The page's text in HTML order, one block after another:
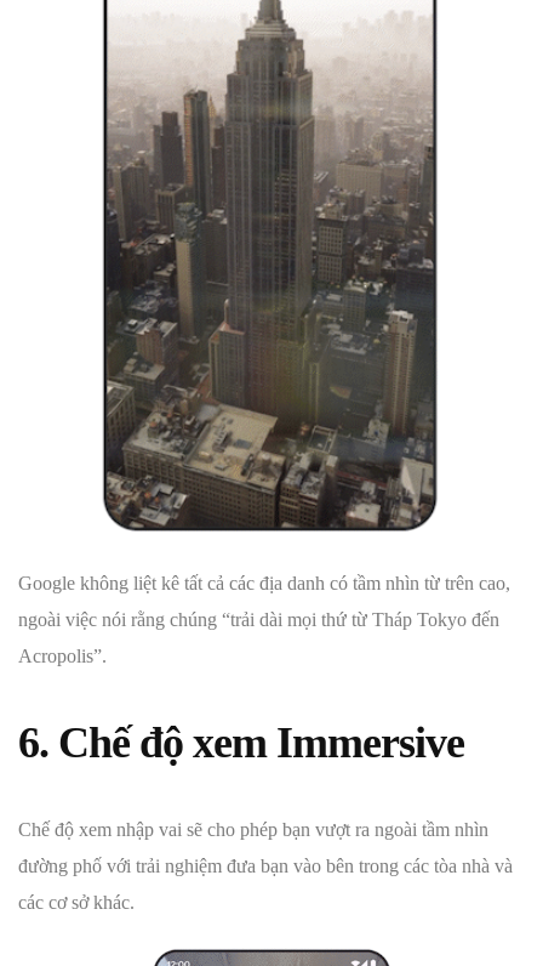
Google không liệt kê tất cả các địa danh có tầm nhìn từ trên cao,
ngoài việc nói rằng chúng “trải dài mọi thứ từ Tháp Tokyo đến
Acropolis”.
6. Chế độ xem Immersive
Chế độ xem nhập vai sẽ cho phép bạn vượt ra ngoài tầm nhìn
đường phố với trải nghiệm đưa bạn vào bên trong các tòa nhà và
các cơ sở khác.